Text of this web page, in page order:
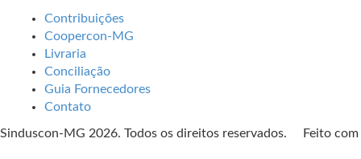
Contribuições
Coopercon-MG
Livraria
Conciliação
Guia Fornecedores
Contato
Sinduscon-MG 2026. Todos os direitos reservados. Feito com